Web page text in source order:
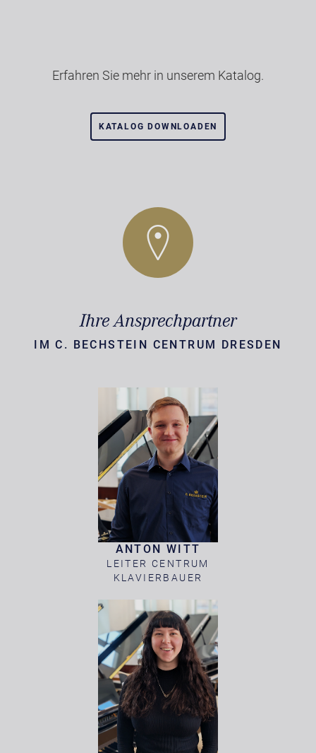
Erfahren Sie mehr in unserem Katalog.
KATALOG DOWNLOADEN
Ihre Ansprechpartner
IM C. BECHSTEIN CENTRUM DRESDEN
ANTON WITT
LEITER CENTRUM
KLAVIERBAUER